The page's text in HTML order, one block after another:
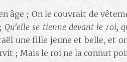
âge ; On le couvrait de
se tienne devant le roi,
une fille jeune et belle, et
; Mais le roi ne la connut